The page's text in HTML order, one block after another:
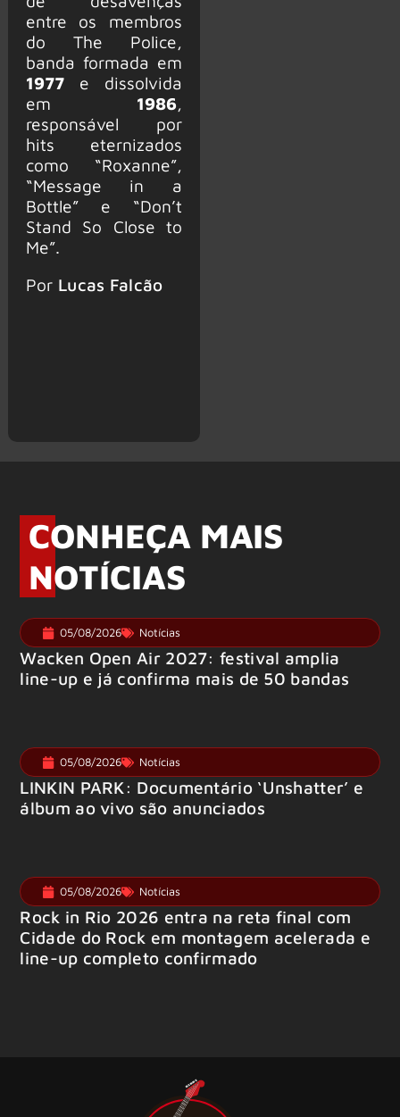
entre os membros
do The Police,
banda formada em
1977e dissolvida
em 1986,
responsável por
hits eternizados
como “Roxanne”,
“Message in a
Bottle” e “Don’t
Stand So Close to
Me”.
Por Lucas Falcão
CONHEÇA MAIS
NOTÍCIAS
05/08/2026 Notícias
Wacken Open Air 2027: festival amplia
line-up e já confirma mais de 50 bandas
05/08/2026 Notícias
LINKIN PARK: Documentário ‘Unshatter’ e
álbum ao vivo são anunciados
05/08/2026 Notícias
Rock in Rio 2026 entra na reta final com
Cidade do Rock em montagem acelerada e
line-up completo confirmado